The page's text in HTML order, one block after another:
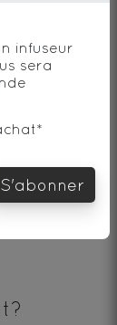
infuseur
sera
S'abonner